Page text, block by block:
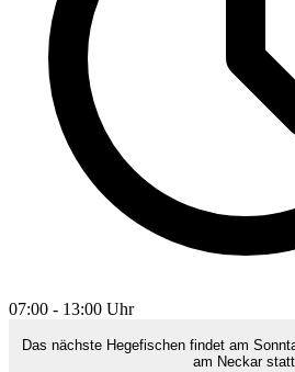
07:00 - 13:00 Uhr
Das nächste Hegefischen findet am
am Neckar